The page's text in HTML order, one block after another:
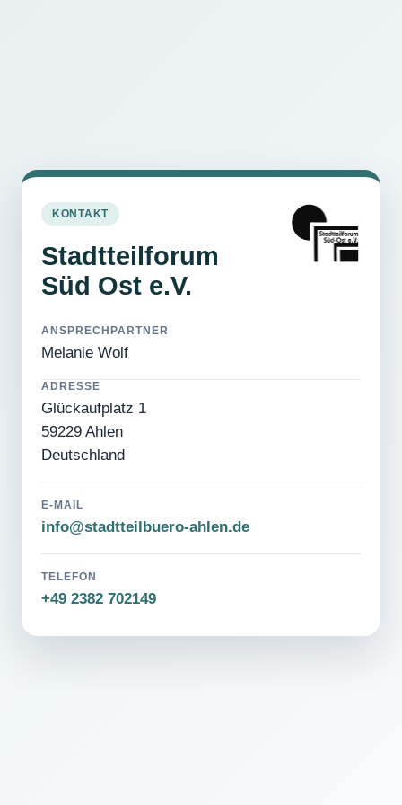
KONTAKT
Stadtteilforum
Süd Ost e.V.
ANSPRECHPARTNER
Melanie Wolf
ADRESSE
Glückaufplatz 1
59229 Ahlen
Deutschland
E-MAIL
info@stadtteilbuero-ahlen.de
TELEFON
+49 2382 702149